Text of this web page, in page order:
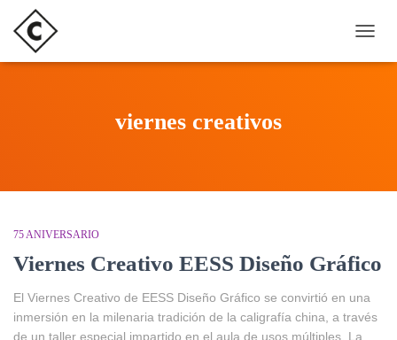
viernes creativos
75 ANIVERSARIO
Viernes Creativo EESS Diseño Gráfico
El Viernes Creativo de EESS Diseño Gráfico se convirtió en una
inmersión en la milenaria tradición de la caligrafía china, a través
de un taller especial impartido en el aula de usos múltiples. La